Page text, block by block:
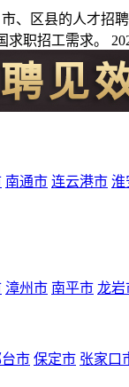
、区县的人才
职招工需求。
南通市 连云港市 淮
漳州市 南平市 龙岩
市 保定市 张家口